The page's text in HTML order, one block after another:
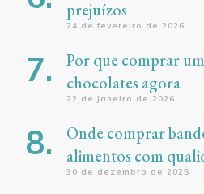
prejuízos
24 de fevereiro de 2026
Por que comprar
chocolates agora
22 de janeiro de 2026
Onde comprar
alimentos com
30 de dezembro de 2025